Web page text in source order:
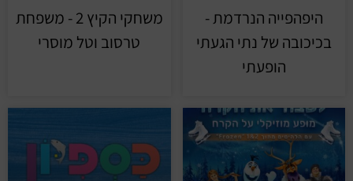
היפהפייה הנרדמת -
בכיכובה של נתי הגעתי
הופעתי
משחקי הקיץ 2 - משפחת
טרסוב וטל מוסרי